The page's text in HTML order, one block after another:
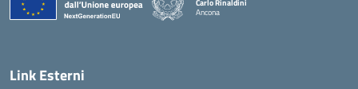
Carlo Rinaldini
Ancona
Link Esterni